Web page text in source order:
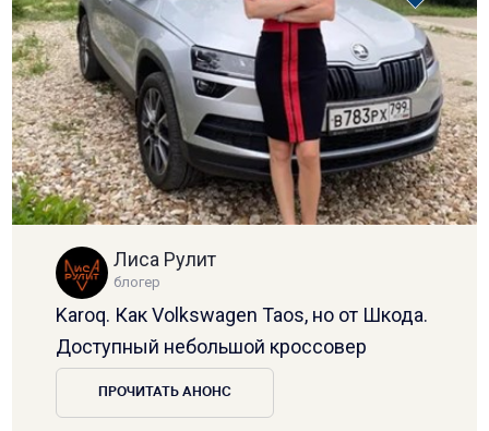
Лиса Рулит
блогер
Karoq. Как Volkswagen Taos, но от Шкода.
Доступный небольшой кроссовер
ПРОЧИТАТЬ АНОНС